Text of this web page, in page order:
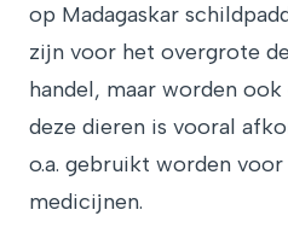
op Madagaskar
zijn voor het overgrote
handel, maar worden
deze dieren is vooral
o.a. gebruikt worden
medicijnen.